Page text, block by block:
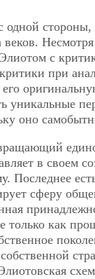
одной
с
при
уникальные
оно
в своем
Последнее
сферу
как